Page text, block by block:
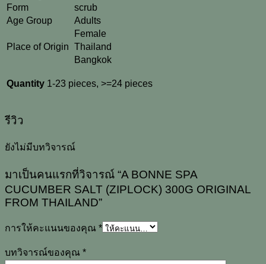
Form
scrub
Age Group
Adults
Female
Place of Origin Thailand
Bangkok
Quantity 1-23 pieces, >=24 pieces
รีวิว
ยังไม่มีบทวิจารณ์
มาเป็นคนแรกที่วิจารณ์ “A BONNE SPA
CUCUMBER SALT (ZIPLOCK) 300G ORIGINAL
FROM THAILAND”
การให้คะแนนของคุณ *
บทวิจารณ์ของคุณ *